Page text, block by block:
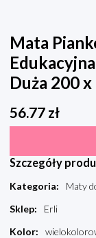
Mata
Duża 200
56.77 zł
Szczegóły
Kategoria:
Maty
Sklep:
Erli
Kolor: